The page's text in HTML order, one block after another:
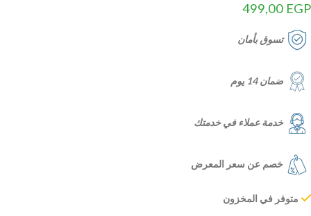
499,00 EGP
تسوق بأمان
ضمان 14 يوم
خدمة عملاء في خدمتك
خصم عن سعر المعرض
متوفر في المخزون